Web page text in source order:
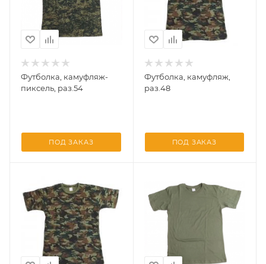
Футболка, камуфляж-
пиксель, раз.54
ПОД ЗАКАЗ
Футболка, камуфляж,
раз.48
ПОД ЗАКАЗ